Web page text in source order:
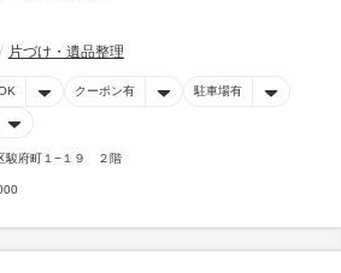
片づけ・遺品整理
クーポン有 駐車場有
駿府町１−１９ ２階